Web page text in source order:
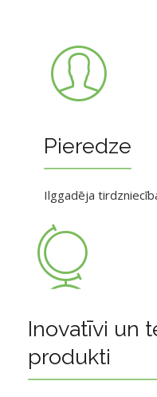
Pieredze
Ilggadēja
Inovatīvi un
produkti